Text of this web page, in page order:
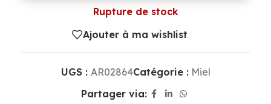
Rupture de stock
Ajouter à ma wishlist
UGS : AR02864Catégorie : Miel
Partager via: